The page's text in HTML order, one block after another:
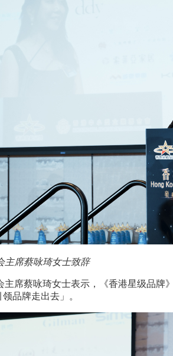
主席蔡咏琦女士致辞
主席蔡咏琦女士表示，《香港星级品牌
品牌走出去」。